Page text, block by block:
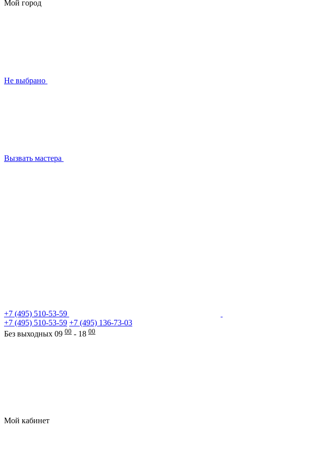
Мой город
Не выбрано
Вызвать мастера
+7 (495) 510-53-59
+7 (495) 510-53-59 +7 (495) 136-73-03
Без выходных 09 00 - 18 00
Мой кабинет